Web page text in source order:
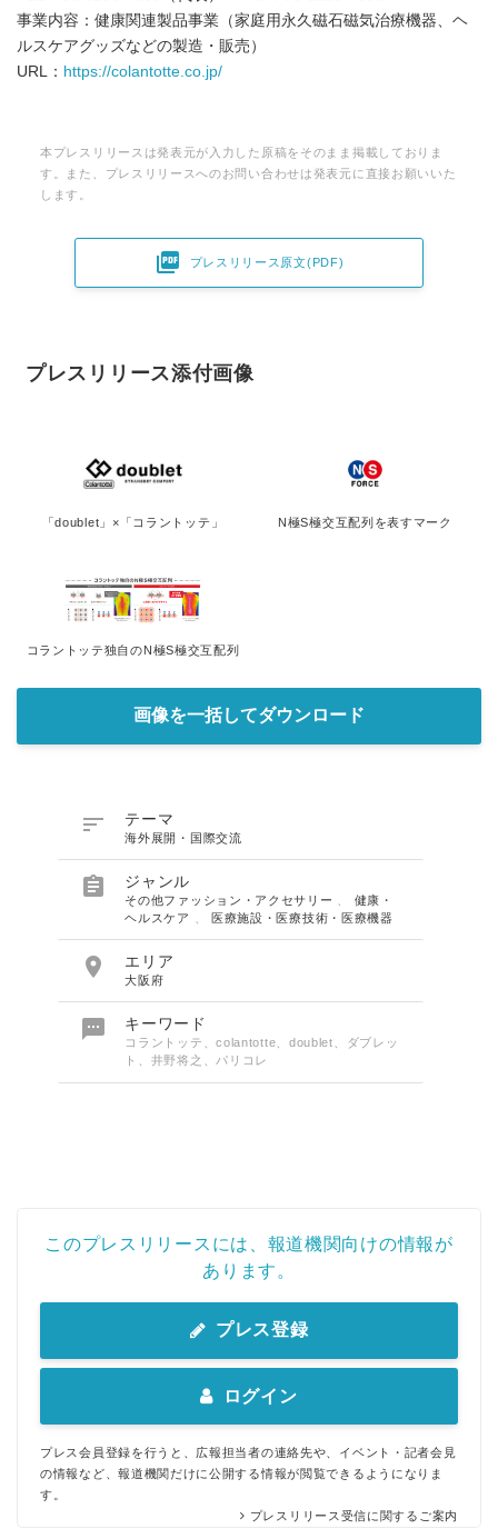
事業内容：健康関連製品事業（家庭用永久磁石磁気治療機器、ヘ
ルスケアグッズなどの製造・販売）
URL： https://colantotte.co.jp/
本プレスリリースは発表元が入力した原稿をそのまま掲載しておりま
す。また、プレスリリースへのお問い合わせは発表元に直接お願いいた
します。
 プレスリリース原文(PDF)
プレスリリース添付画像
「doublet」×「コラントッテ」 N極S極交互配列を表すマーク
コラントッテ独自のN極S極交互配列
画像を一括してダウンロード
 テーマ
海外展開・国際交流
 ジャンル
その他ファッション・アクセサリー
健康・
ヘルスケア
医療施設・医療技術・医療機器
 エリア
大阪府
 キーワード
コラントッテ、colantotte、doublet、ダブレッ
ト、井野将之、パリコレ
このプレスリリースには、報道機関向けの情報が
あります。
プレス登録
ログイン
プレス会員登録を行うと、広報担当者の連絡先や、イベント・記者会見
の情報など、報道機関だけに公開する情報が閲覧できるようになりま
す。
プレスリリース受信に関するご案内